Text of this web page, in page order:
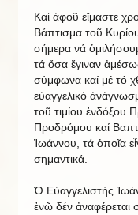
Καί ἀφοῦ εἴμαστε
Βάπτισμα τοῦ Κυρίου
σήμερα νά
τά ὅσα ἔγιναν
σύμφωνα καί μέ τό
εὐαγγελικό
τοῦ τιμίου ἐνδόξου
Προδρόμου καί
Ἰωάννου, τά ὁποῖα
σημαντικά.
Ὁ Εὐαγγελιστής
ἐνῶ δέν ἀναφέρεται